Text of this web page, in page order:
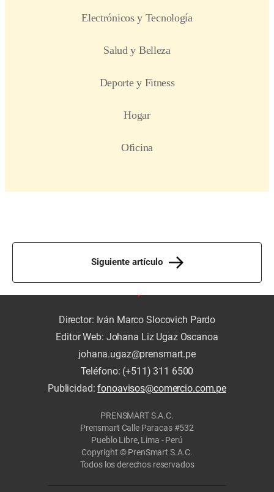
Siguiente artículo
Director: Iván Marco Slocovich Pardo
Editor Web: Johana Liz Ugaz Oscanoa
johana.ugaz@prensmart.pe
Teléfono: (+511) 311 6500
Publicidad:fonoavisos@comercio.com.pe
PRENSMART S.A.C.
Prensmart Calle Paracas #532
Pueblo Libre, Lima - Perú
Copyright © PrenSmart S.A.C.
Todos los derechos reservados